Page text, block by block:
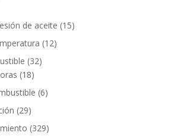
de aceite 1515
1212
3232
1818
productos
66
2929
productos
329329